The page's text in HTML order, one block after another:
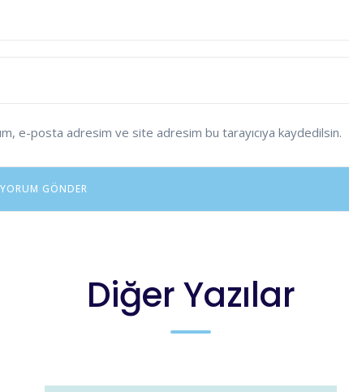
e-posta adresim ve site adresim bu tarayıcıya kaydedilsin.
Diğer Yazılar